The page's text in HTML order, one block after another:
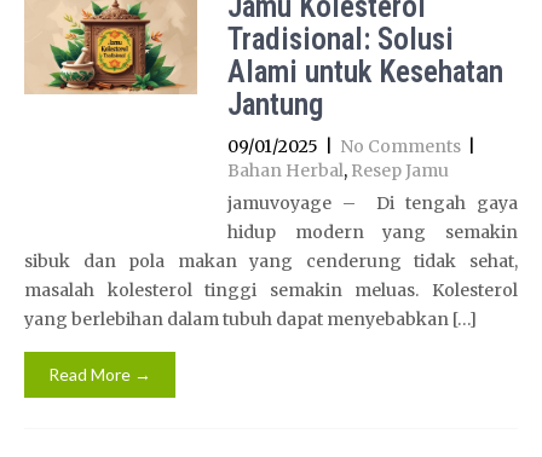
Tradisional: Solusi
Alami untuk Kesehatan
Jantung
09/01/2025 No Comments
Bahan Herbal, Resep Jamu
jamuvoyage – Di tengah gaya
hidup modern yang semakin
sibuk dan pola makan yang cenderung tidak sehat,
masalah kolesterol tinggi semakin meluas. Kolesterol
yang berlebihan dalam tubuh dapat menyebabkan […]
Read More →